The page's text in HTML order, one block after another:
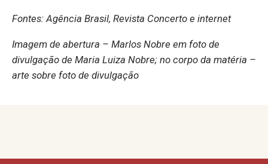
Fontes: Agência Brasil, Revista Concerto e internet
Imagem de abertura – Marlos Nobre em foto de
divulgação de Maria Luiza Nobre; no corpo da matéria –
arte sobre foto de divulgação